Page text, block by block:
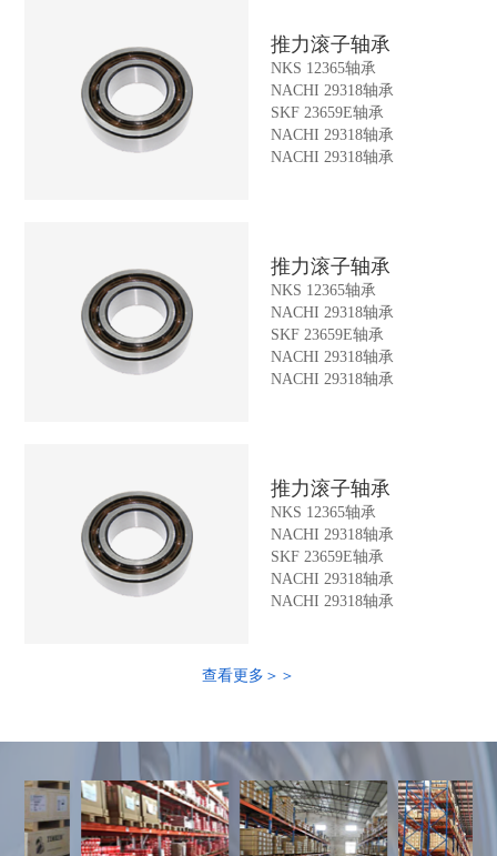
推力滚子轴承
NKS 12365轴承
NACHI 29318轴承
SKF 23659E轴承
NACHI 29318轴承
NACHI 29318轴承
推力滚子轴承
NKS 12365轴承
NACHI 29318轴承
SKF 23659E轴承
NACHI 29318轴承
NACHI 29318轴承
推力滚子轴承
NKS 12365轴承
NACHI 29318轴承
SKF 23659E轴承
NACHI 29318轴承
NACHI 29318轴承
查看更多＞＞